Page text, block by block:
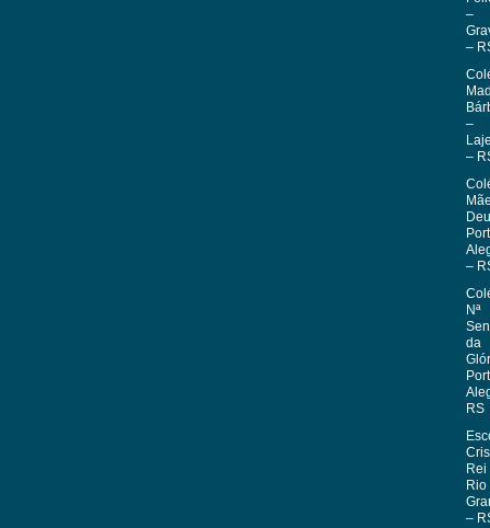
–
–
–
–
–
Nª
da
RS
Rei
Rio
–